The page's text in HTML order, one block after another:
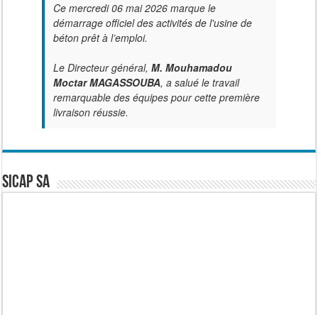
Ce mercredi 06 mai 2026 marque le
démarrage officiel des activités de l'usine de
béton prêt à l’emploi.
Le Directeur général, M. Mouhamadou
Moctar MAGASSOUBA, a salué le travail
remarquable des équipes pour cette première
livraison réussie.
SICAP SA